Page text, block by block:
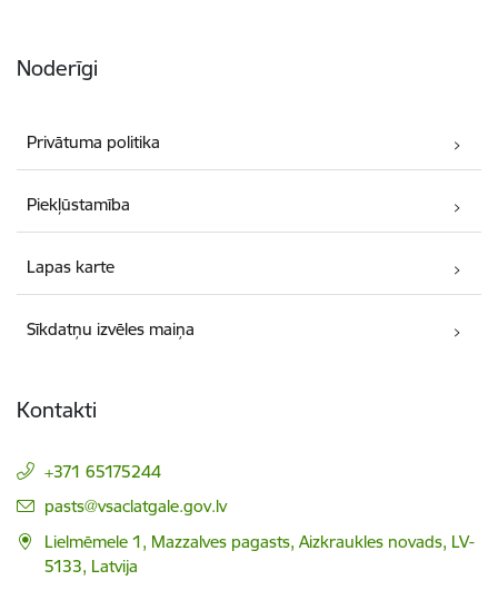
Noderīgi
Privātuma politika
Piekļūstamība
Lapas karte
Sīkdatņu izvēles maiņa
Kontakti
+371 65175244
E-pasts:
pasts@vsaclatgale.gov.lv
Lielmēmele 1, Mazzalves pagasts, Aizkraukles novads, LV-
5133, Latvija